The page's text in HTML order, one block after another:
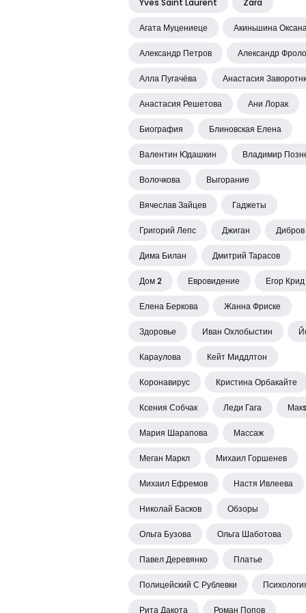
Yves Saint Laurent Zara
Агата Муцениеце Акиньшина
Александр Петров Александр
Алла Пугачёва Анастасия
Анастасия Решетова Ани Лорак
Биография Блиновская Елена
Валентин Юдашкин Владимир
Волочкова Выгорание
Вячеслав Зайцев Гаджеты
Григорий Лепс Джиган Дибров
Дима Билан Дмитрий Тарасов
Дом 2 Евровидение Егор Крид
Елена Беркова Жанна Фриске
Здоровье Иван Охлобыстин
Караулова Кейт Миддлтон
Коронавирус Кристина Орбакайте
Ксения Собчак Леди Гага
Мария Шарапова Массаж
Меган Маркл Михаил Горшенев
Михаил Ефремов Настя Ивлеева
Николай Басков Обзоры
Ольга Бузова Ольга Шаботова
Павел Деревянко Платье
Полицейский С Рублевки
Рита Дакота Роман Попов